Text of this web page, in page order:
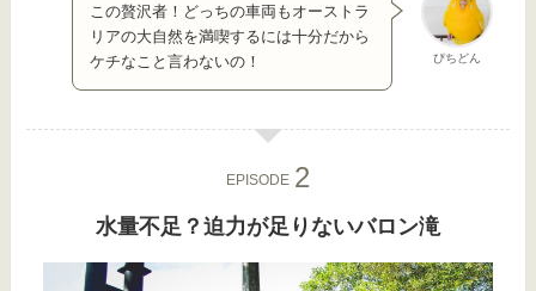
ぴちどん
この贅沢者！どっちの車両もオーストラ
リアの大自然を満喫するには十分だから
ケチなこと言わないの！
EPISODE
水量不足？迫力が足りないバロン滝